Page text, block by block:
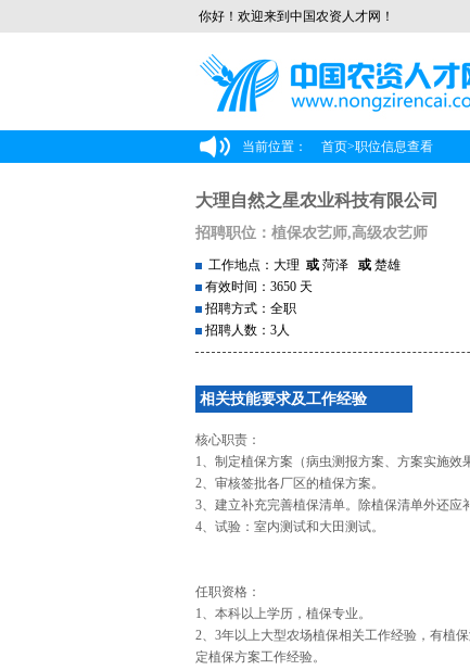
你好！欢迎来到中国农资人才网！
当前位置： 首页>职位信息查看
大理自然之星农业科技有限公司
招聘职位：植保农艺师,高级农艺师
工作地点：大理 或菏泽 或楚雄
有效时间：3650 天
招聘方式：全职
招聘人数：3人
相关技能要求及工作经验
核心职责：
1、制定植保方案（病虫测报方案、方案实施效
2、审核签批各厂区的植保方案。
3、建立补充完善植保清单。除植保清单外还
4、试验：室内测试和大田测试。
任职资格：
1、本科以上学历，植保专业。
2、3年以上大型农场植保相关工作经验，有植
定植保方案工作经验。